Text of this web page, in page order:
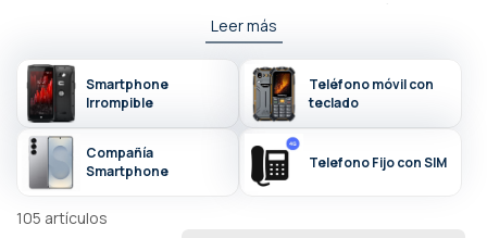
eficaz. Te permite permanecer accesible en todo momento,
¿cómo elegir el móvil profesional ideal? Aquí encontrarás una
guía detallada que te ayudará a tomar la decisión correcta.
Leer más
Smartphone
Irrompible
Teléfono móvil con
teclado
Compañía
Smartphone
Telefono Fijo con SIM
105 artículos